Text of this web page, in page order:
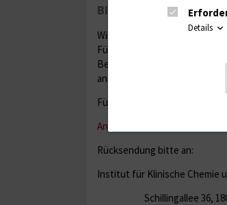
Bitte sagen Sie uns
Wir arbeiten ständig daran
Für Rückfragen, Anregungen
Bedarf Rückmeldung geben
an.
Für Ihre Anregungen oder
Anregungen, Reklamationen
Rücksendung bitte an:
Institut für Klinische Chemie
Schillingallee 36,
Details